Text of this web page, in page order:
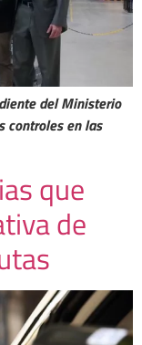
del Ministerio
controles en las
que
de